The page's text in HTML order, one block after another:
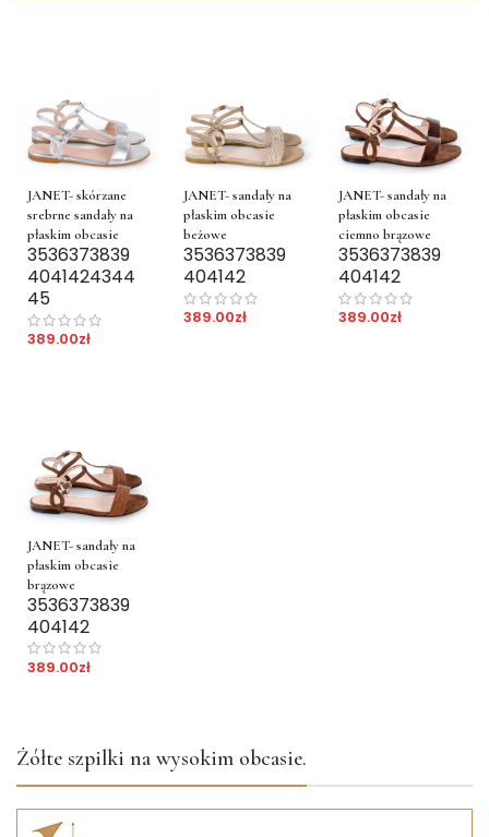
JANET- skórzane
srebrne sandały na
płaskim obcasie
3536373839
4041424344
45
389.00zł
JANET- sandały na
płaskim obcasie
beżowe
3536373839
404142
389.00zł
JANET- sandały na
płaskim obcasie
ciemno brązowe
3536373839
404142
389.00zł
JANET- sandały na
płaskim obcasie
brązowe
3536373839
404142
389.00zł
Żółte szpilki na wysokim obcasie.